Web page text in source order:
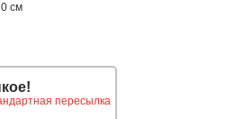
см
пересылка